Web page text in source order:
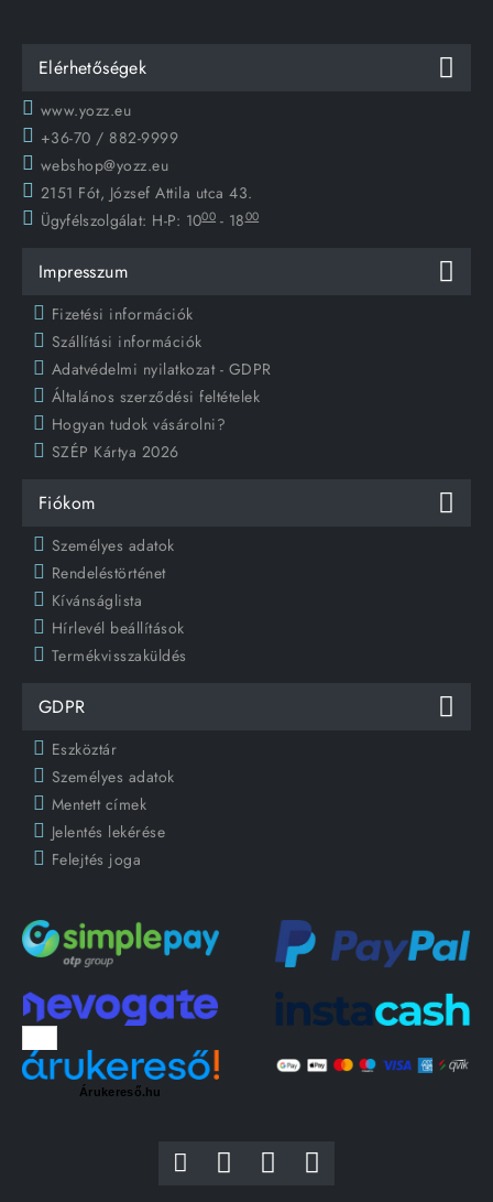
Elérhetőségek
www.yozz.eu
+36-70 / 882-9999
webshop@yozz.eu
2151 Fót, József Attila utca 43.
Ügyfélszolgálat: H-P: 1000 - 1800
Impresszum
Fizetési információk
Szállítási információk
Adatvédelmi nyilatkozat - GDPR
Általános szerződési feltételek
Hogyan tudok vásárolni?
SZÉP Kártya 2026
Fiókom
Személyes adatok
Rendeléstörténet
Kívánságlista
Hírlevél beállítások
Termékvisszaküldés
GDPR
Eszköztár
Személyes adatok
Mentett címek
Jelentés lekérése
Felejtés joga
Árukereső.hu